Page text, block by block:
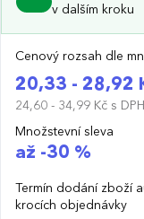
v dalším kroku
Cenový rozsah dle
20,33 - 28,92
24,60 - 34,99 Kč s DPH
Množstevní sleva
až -30 %
Termín dodání zboží
krocích objednávky